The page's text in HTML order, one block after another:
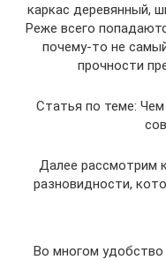
каркас деревянный,
Реже всего
почему-то не
прочности
Статья по теме:
Далее рассмотрим
разновидности,
Во многом